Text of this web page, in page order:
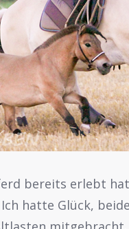
bereits erlebt
hatte Glück,